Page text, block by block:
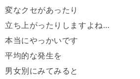
変なクセがあったり
立ち上がったりしますよね…
本当にやっかいです
平均的な発生を
男女別にみてみると